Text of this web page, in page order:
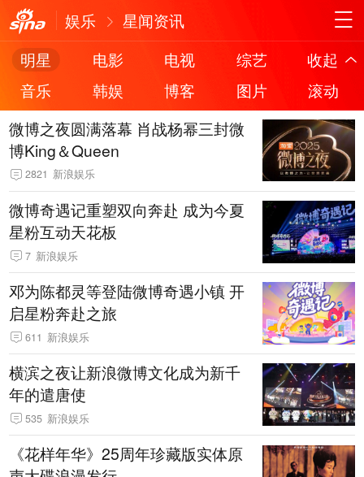
娱乐
星闻资讯
明星
电影 电视 综艺
收起
音乐
韩娱 博客 图片
滚动
微博之夜圆满落幕 肖战杨幂三封微
博King＆Queen
2821 新浪娱乐
微博奇遇记重塑双向奔赴 成为今夏
星粉互动天花板
7 新浪娱乐
邓为陈都灵等登陆微博奇遇小镇 开
启星粉奔赴之旅
611 新浪娱乐
横滨之夜让新浪微博文化成为新千
年的遣唐使
535 新浪娱乐
《花样年华》25周年珍藏版实体原